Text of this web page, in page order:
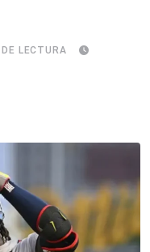
LECTURA